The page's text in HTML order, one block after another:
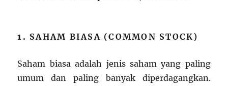
1. SAHAM BIASA (COMMON STOCK)
Saham biasa adalah jenis saham yang paling
umum dan paling banyak diperdagangkan.